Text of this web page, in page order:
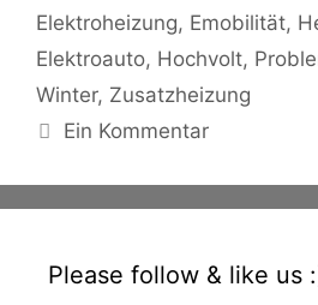
Elektroheizung, Emobilität,
Elektroauto, Hochvolt,
Winter, Zusatzheizung
Ein Kommentar
Please follow & like us